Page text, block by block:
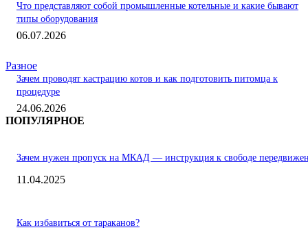
Что представляют собой промышленные котельные и какие бывают
типы оборудования
06.07.2026
Разное
Зачем проводят кастрацию котов и как подготовить питомца к
процедуре
24.06.2026
ПОПУЛЯРНОЕ
Зачем нужен пропуск на МКАД — инструкция к свободе
11.04.2025
Как избавиться от тараканов?